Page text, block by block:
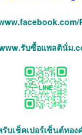
รับซื้อแพลตินั่ม
บเช็คเปอร์เซ็นต์ทอ